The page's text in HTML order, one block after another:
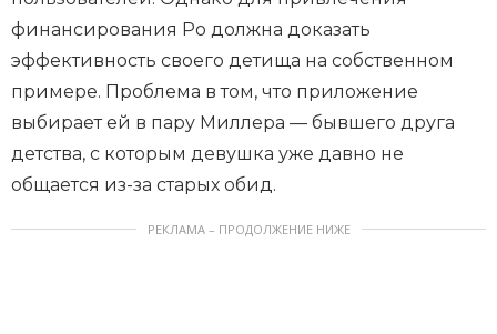
финансирования Ро должна доказать
эффективность своего детища на собственном
примере. Проблема в том, что приложение
выбирает ей в пару Миллера — бывшего друга
детства, с которым девушка уже давно не
общается из-за старых обид.
РЕКЛАМА – ПРОДОЛЖЕНИЕ НИЖЕ